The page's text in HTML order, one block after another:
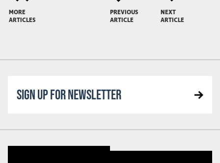
MORE
ARTICLES
PREVIOUS
ARTICLE
NEXT
ARTICLE
SIGN UP FOR NEWSLETTER